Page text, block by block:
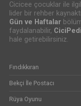
Cicicee çocuklar ile
lider bir rehber
Gün ve Haftalar
faydalanabilir,
hale getirebilirsiniz.
Fındıkkıran
Bekçi İle Postacı
Rüya Oyunu